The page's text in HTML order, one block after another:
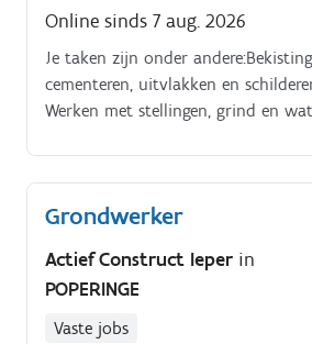
werkplaats
Online sinds 7 aug. 2026
Je taken zijn onder
cementeren, uitvlakken en
Werken met stellingen, grind en
stellingen. Uitvoeren van diverse
Grondwerker
Actief Construct Ieper in
POPERINGE
Vaste jobs